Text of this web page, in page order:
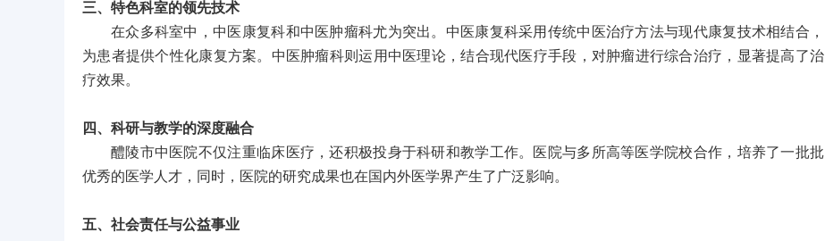
三、特色科室的领先技术
在众多科室中，中医康复科和中医肿瘤科尤为突出。中医康复科采用传统中医治疗方法与现代康复技术相结合，
为患者提供个性化康复方案。中医肿瘤科则运用中医理论，结合现代医疗手段，对肿瘤进行综合治疗，显著提高了治
疗效果。
四、科研与教学的深度融合
醴陵市中医院不仅注重临床医疗，还积极投身于科研和教学工作。医院与多所高等医学院校合作，培养了一批批
优秀的医学人才，同时，医院的研究成果也在国内外医学界产生了广泛影响。
五、社会责任与公益事业